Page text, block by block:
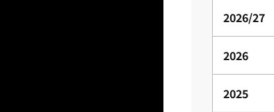
2026/27
2026
2025